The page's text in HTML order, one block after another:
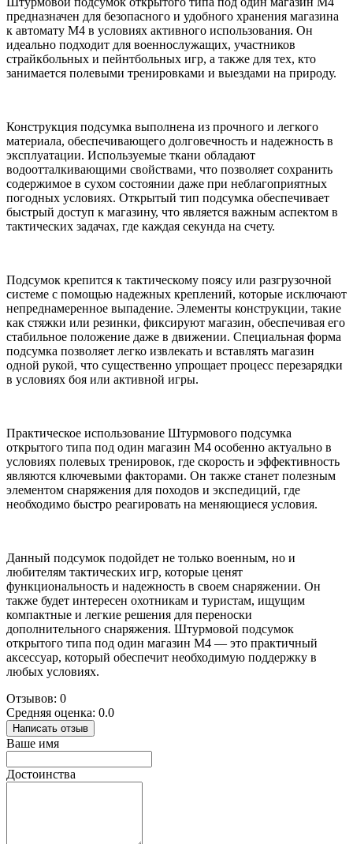
предназначен для безопасного и удобного хранения магазина
к автомату M4 в условиях активного использования. Он
идеально подходит для военнослужащих, участников
страйкбольных и пейнтбольных игр, а также для тех, кто
занимается полевыми тренировками и выездами на природу.
Конструкция подсумка выполнена из прочного и легкого
материала, обеспечивающего долговечность и надежность в
эксплуатации. Используемые ткани обладают
водоотталкивающими свойствами, что позволяет сохранить
содержимое в сухом состоянии даже при неблагоприятных
погодных условиях. Открытый тип подсумка обеспечивает
быстрый доступ к магазину, что является важным аспектом в
тактических задачах, где каждая секунда на счету.
Подсумок крепится к тактическому поясу или разгрузочной
системе с помощью надежных креплений, которые исключают
непреднамеренное выпадение. Элементы конструкции, такие
как стяжки или резинки, фиксируют магазин, обеспечивая его
стабильное положение даже в движении. Специальная форма
подсумка позволяет легко извлекать и вставлять магазин
одной рукой, что существенно упрощает процесс перезарядки
в условиях боя или активной игры.
Практическое использование Штурмового подсумка
открытого типа под один магазин M4 особенно актуально в
условиях полевых тренировок, где скорость и эффективность
являются ключевыми факторами. Он также станет полезным
элементом снаряжения для походов и экспедиций, где
необходимо быстро реагировать на меняющиеся условия.
Данный подсумок подойдет не только военным, но и
любителям тактических игр, которые ценят
функциональность и надежность в своем снаряжении. Он
также будет интересен охотникам и туристам, ищущим
компактные и легкие решения для переноски
дополнительного снаряжения. Штурмовой подсумок
открытого типа под один магазин M4 — это практичный
аксессуар, который обеспечит необходимую поддержку в
любых условиях.
Отзывов: 0
Средняя оценка: 0.0
Написать отзыв
Ваше имя
Достоинства